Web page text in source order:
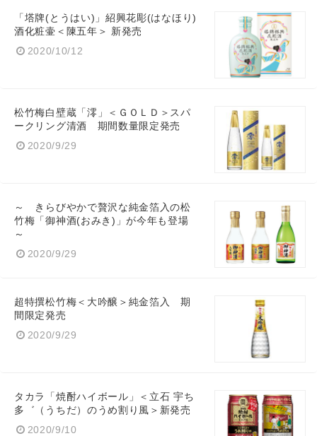
「塔牌(とうはい)」紹興花彫(はなほり)
酒化粧壷＜陳五年＞ 新発売
2020/10/12
松竹梅白壁蔵「澪」＜ＧＯＬＤ＞スパ
ークリング清酒 期間数量限定発売
2020/9/29
～ きらびやかで贅沢な純金箔入の松
竹梅「御神酒(おみき)」が今年も登場
～
2020/9/29
超特撰松竹梅＜大吟醸＞純金箔入 期
間限定発売
2020/9/29
タカラ「焼酎ハイボール」＜立石 宇ち
多゛（うちだ）のうめ割り風＞新発売
2020/9/10